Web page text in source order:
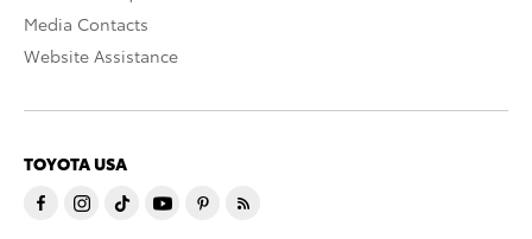
Media Contacts
Website Assistance
TOYOTA USA